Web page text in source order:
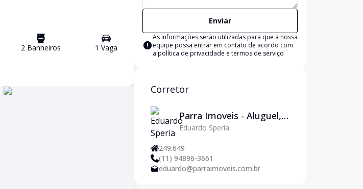
2 Banheiros 1 Vaga
Enviar
As informações serão utilizadas para que a nossa
equipe possa entrar em contato de acordo com
a política de privacidade e termos de serviço
Corretor
Parra Imoveis - Aluguel,
Venda, Adm. de Imóveis
e Jurídico em São Paulo
Eduardo Speria
249.649
(11) 94896-3661
eduardo@parraimoveis.com.br